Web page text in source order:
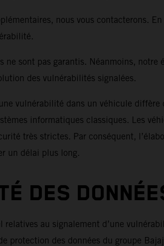
nous vous contacterons.
ne sont pas garantis. Néanmoins, notre
des vulnérabilités signalées.
vulnérabilité dans un véhicule diffère
informatiques classiques. Les
très strictes. Par conséquent,
un délai plus long.
DES
relatives au signalement d’une
protection des données du groupe